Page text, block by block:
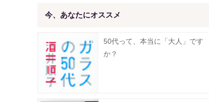
今、あなたにオススメ
50代って、本当に「大人」です
か？